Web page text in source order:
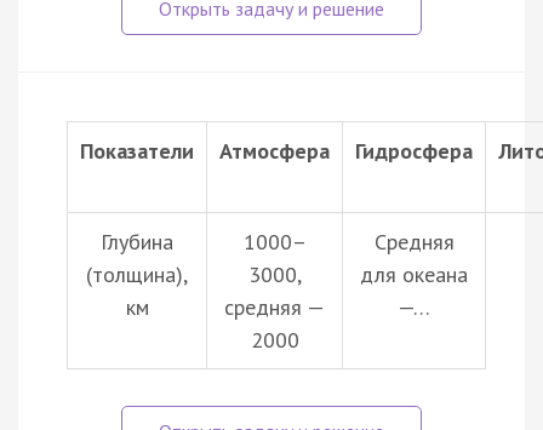
Показатели Атмосфера Гидросфера
Глубина
(толщина),
км
1000–
3000,
средняя —
2000
Средняя
для океана
—…